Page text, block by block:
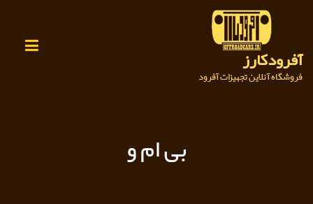
آفرودکارز
فروشگاه آنلاین تجهیزات آفرود
بی ام و